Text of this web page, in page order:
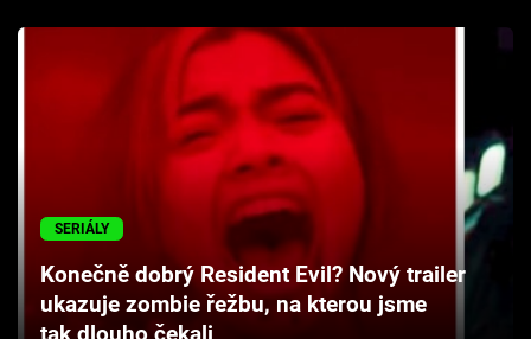
Cool Esport
Pořady
SERIÁLY
Konečně dobrý Resident Evil? Nový trailer
ukazuje zombie řežbu, na kterou jsme